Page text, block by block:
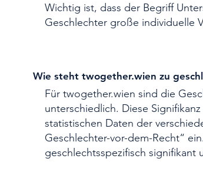
Wichtig ist, dass der Begriff
Geschlechter große individuelle
Wie steht twogether.wien zu
Für twogether.wien sind die
unterschiedlich. Diese
statistischen Daten der
Geschlechter-vor-dem-Recht“
geschlechtsspezifisch signifikant